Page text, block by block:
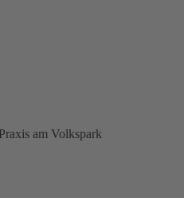
am Volkspark